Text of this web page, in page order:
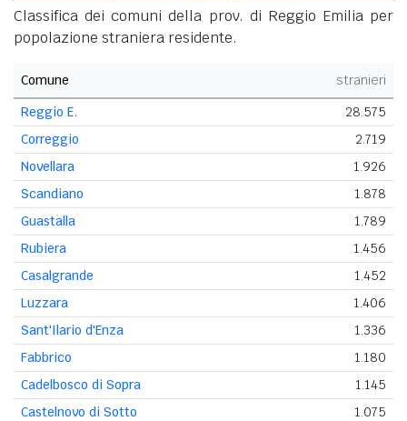
Classifica dei comuni della prov. di Reggio Emilia per
popolazione straniera residente.
Comune
stranieri
Reggio E.
28.575
Correggio
2.719
Novellara
1.926
Scandiano
1.878
Guastalla
1.789
Rubiera
1.456
Casalgrande
1.452
Luzzara
1.406
Sant'Ilario d'Enza
1.336
Fabbrico
1.180
Cadelbosco di Sopra
1.145
Castelnovo di Sotto
1.075